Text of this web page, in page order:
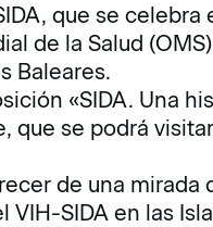
que se celebra
de la Salud
Baleares.
«SIDA. Una
que se podrá
de una mirada
SIDA en las